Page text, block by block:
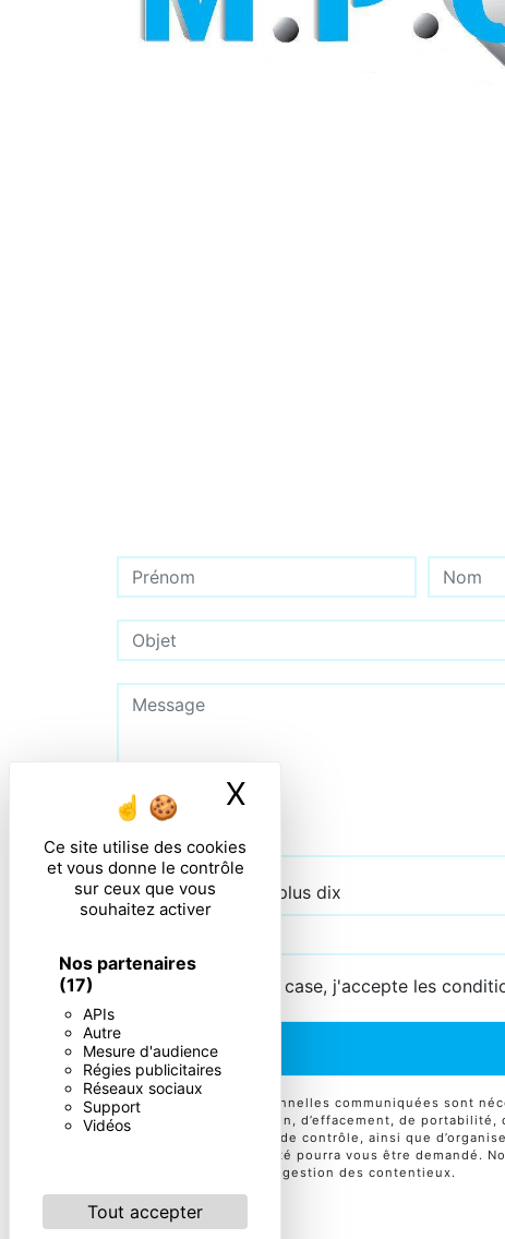
Ce site utilise des cookies
et vous donne le contrôle
sur ceux que vous
souhaitez activer
Nos partenaires
(17)
APIs
Autre
Mesure d'audience
Régies publicitaires
Réseaux sociaux
Support
Vidéos
Tout accepter
X
Combien font neuf plus dix
En cochant cette case, j'accepte les
** Les données personnelles communiquées sont
d’accès, de rectification, d’effacement, de
auprès d’une autorité de contrôle, ainsi que
Un justificatif d'identité pourra vous être demandé.
fins probatoires et de gestion des contentieux.